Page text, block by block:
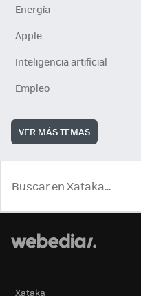
Energía
Apple
Inteligencia artificial
Empleo
VER MÁS TEMAS
Xataka